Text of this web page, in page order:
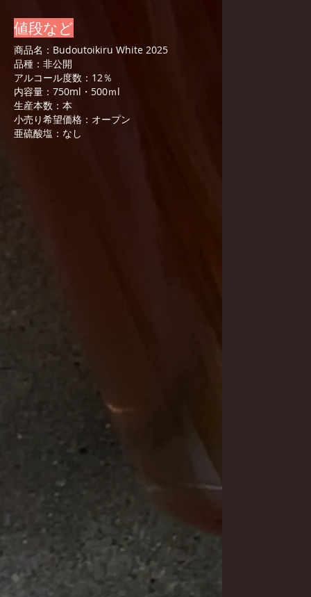
値段など
商品名：Budoutoikiru White 2025
品種：非公開
アルコール度数：12％
内容量：750ml・500ｍl
生産本数：本
小売り希望価格：オープン
​亜硫酸塩：なし